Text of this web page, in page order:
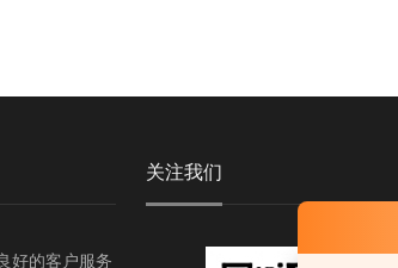
好的客户服务
关注我们